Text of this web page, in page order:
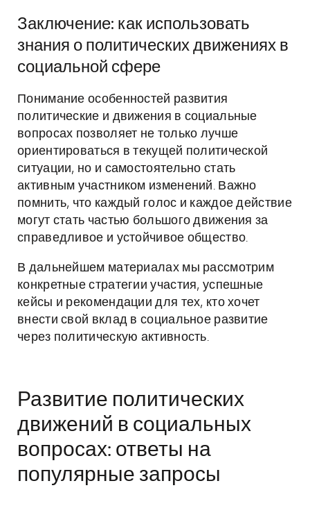
Заключение: как использовать
знания о политических движениях в
социальной сфере
Понимание особенностей развития
политические и движения в социальные
вопросах позволяет не только лучше
ориентироваться в текущей политической
ситуации, но и самостоятельно стать
активным участником изменений. Важно
помнить, что каждый голос и каждое действие
могут стать частью большого движения за
справедливое и устойчивое общество.
В дальнейшем материалах мы рассмотрим
конкретные стратегии участия, успешные
кейсы и рекомендации для тех, кто хочет
внести свой вклад в социальное развитие
через политическую активность.
Развитие политических
движений в социальных
вопросах: ответы на
популярные запросы